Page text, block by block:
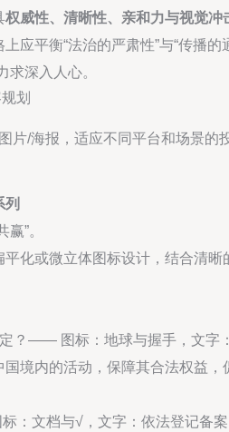
权威性、清晰性、亲和力与视觉冲
应平衡“法治的严肃性”与“传播的
求深入人心。
划
片/海报，适应不同平台和场景的
列
赢”。
平化或微立体图标设计，结合清晰
？—— 图标：地球与握手，文字
境内的活动，保障其合法权益，
：文档与√，文字：依法登记备